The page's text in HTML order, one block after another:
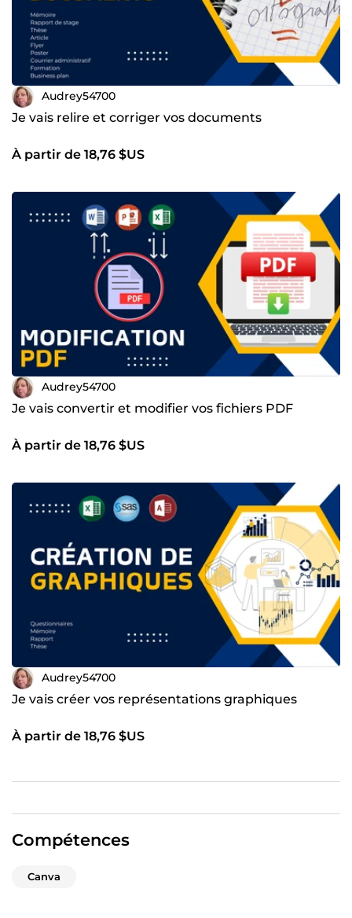
Audrey54700
Je vais relire et corriger vos documents
À partir de 18,76 $US
Audrey54700
Je vais convertir et modifier vos fichiers PDF
À partir de 18,76 $US
Audrey54700
Je vais créer vos représentations graphiques
À partir de 18,76 $US
Compétences
Canva